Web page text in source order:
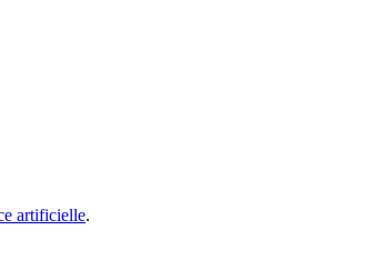
artificielle.